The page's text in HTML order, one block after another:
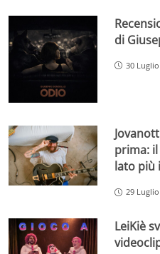
di
30
prima:
lato più
29
LeiKiè